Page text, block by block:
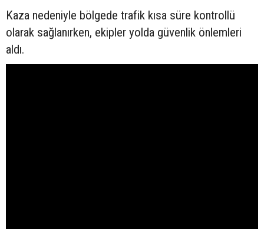
Kaza nedeniyle bölgede trafik kısa süre kontrollü
olarak sağlanırken, ekipler yolda güvenlik önlemleri
aldı.